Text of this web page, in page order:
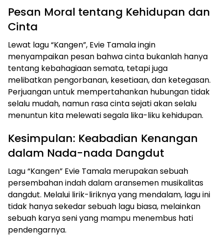
Pesan Moral tentang Kehidupan dan
Cinta
Lewat lagu “Kangen”, Evie Tamala ingin
menyampaikan pesan bahwa cinta bukanlah hanya
tentang kebahagiaan semata, tetapi juga
melibatkan pengorbanan, kesetiaan, dan ketegasan.
Perjuangan untuk mempertahankan hubungan tidak
selalu mudah, namun rasa cinta sejati akan selalu
menuntun kita melewati segala lika-liku kehidupan.
Kesimpulan: Keabadian Kenangan
dalam Nada-nada Dangdut
Lagu “Kangen” Evie Tamala merupakan sebuah
persembahan indah dalam aransemen musikalitas
dangdut. Melalui lirik-liriknya yang mendalam, lagu ini
tidak hanya sekedar sebuah lagu biasa, melainkan
sebuah karya seni yang mampu menembus hati
pendengarnya.